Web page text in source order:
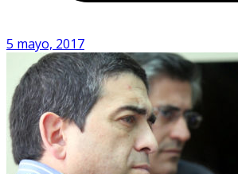
5 mayo, 2017